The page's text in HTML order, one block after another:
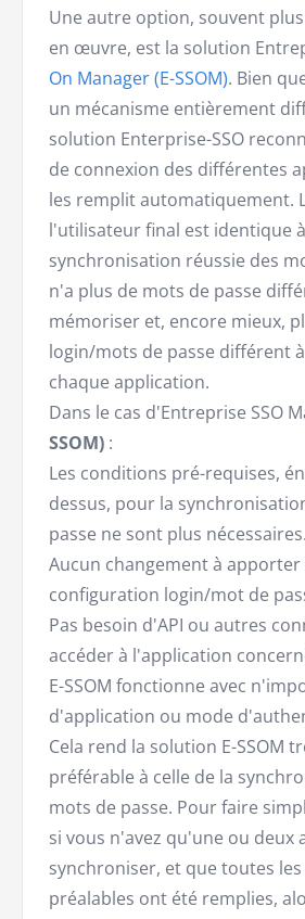
Une autre option, souvent
en œuvre, est la solution
On Manager (E-SSOM). Bien
un mécanisme entièrement
solution Enterprise-SSO
de connexion des différentes
les remplit automatiquement.
l'utilisateur final est identique
synchronisation réussie des
n'a plus de mots de passe
mémoriser et, encore mieux,
login/mots de passe différent
chaque application.
Dans le cas d'Entreprise SSO
SSOM) :
Les conditions pré-requises,
dessus, pour la
passe ne sont plus nécessaires.
Aucun changement à apporter
configuration login/mot de
Pas besoin d'API ou autres
accéder à l'application
E-SSOM fonctionne avec
d'application ou mode
Cela rend la solution E-SSOM
préférable à celle de la
mots de passe. Pour faire
si vous n'avez qu'une ou deux
synchroniser, et que toutes
préalables ont été remplies,